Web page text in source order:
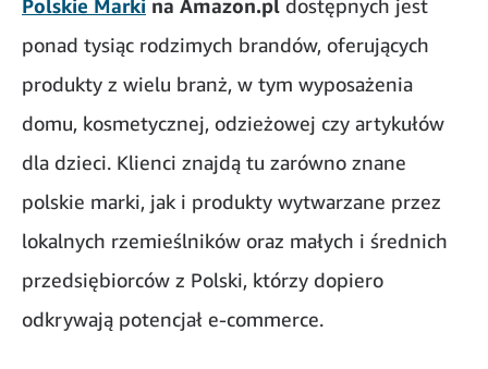
Polskie Marki na Amazon.pl dostępnych jest
ponad tysiąc rodzimych brandów, oferujących
produkty z wielu branż, w tym wyposażenia
domu, kosmetycznej, odzieżowej czy artykułów
dla dzieci. Klienci znajdą tu zarówno znane
polskie marki, jak i produkty wytwarzane przez
lokalnych rzemieślników oraz małych i średnich
przedsiębiorców z Polski, którzy dopiero
odkrywają potencjał e-commerce.